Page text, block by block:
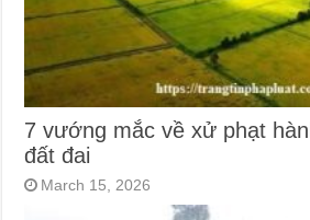
7 vướng mắc về xử phạt
đất đai
March 15, 2026